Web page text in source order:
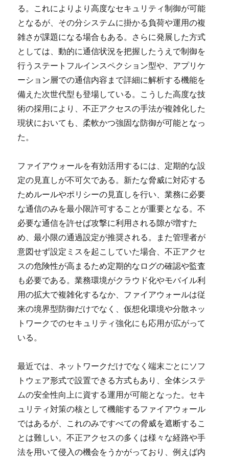
る。これによりより高度なセキュリティ制御が可能
となるが、その分システムに掛かる負荷や運用の複
雑さが課題になる場合もある。さらに発展した方式
としては、動的に通信状況を把握したうえで制御を
行うステートフルインスペクション型や、アプリケ
ーション層での通信内容まで詳細に解析する機能を
備えた次世代型も登場している。こうした高度な技
術の採用により、不正アクセスの手法が複雑化した
現状においても、柔軟かつ強固な防御が可能となっ
た。
ファイアウォールを有効活用するには、定期的な設
定の見直しが不可欠である。新たな脅威に対応する
ためルールやポリシーの見直しを行い、業務に必要
な通信のみを最小限許可することが重要となる。不
必要な通信を許せば攻撃に利用される隙が増すた
め、最小限の通過設定が推奨される。また管理者が
意図せず設定ミスを起こしていた場合、不正アクセ
スの危険性が高まるため定期的なログの確認や監査
も必要である。業務環境がクラウド化やモバイル利
用の拡大で複雑化するなか、ファイアウォールは従
来の境界型防御だけでなく、仮想化環境や分散ネッ
トワークでのセキュリティ強化にも応用が広がって
いる。
最近では、ネットワークだけでなく端末ごとにソフ
トウェア形式で設置できる方式もあり、全体システ
ムの安全性向上に資する運用が可能となった。セキ
ュリティ対策の核として機能するファイアウォール
ではあるが、これのみですべての脅威を遮断するこ
とは難しい。不正アクセスの多くは様々な経路や手
法を用いて侵入の機会をうかがっており、例えば内